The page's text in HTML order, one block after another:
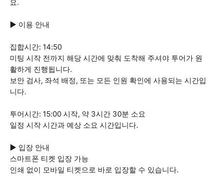
요.
▶ 이용 안내
집합시간: 14:50
미팅 시작 전까지 해당 시간에 맞춰 도착해 주셔야 투어가 원
활하게 진행됩니다.
보안 검사, 좌석 배정, 또는 모든 인원 확인에 사용되는 시간입
니다.
투어시간: 15:00 시작, 약 3시간 30분 소요
일정 시작 시간과 예상 소요 시간입니다.
▶ 입장 안내
스마트폰 티켓 입장 가능
인쇄 없이 모바일 티켓으로 바로 입장할 수 있습니다.